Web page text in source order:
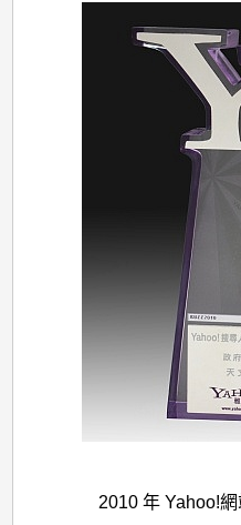
2010 年 Yahoo!